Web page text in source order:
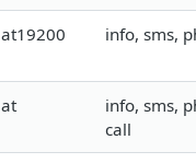
at19200 info, sms,
at
info, sms,
call